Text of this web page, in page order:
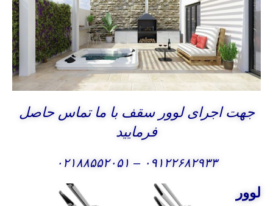
جهت اجرای لوور سقف با ما تماس حاصل
فرمایید
۰۹۱۲۲۶۸۲۹۳۳ – ۰۲۱۸۸۵۵۲۰۵۱
لوور